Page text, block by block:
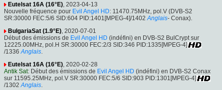
Eutelsat 16A (16°E) , 2023-04-13
Nouvelle fréquence pour Evil Angel HD: 11470.75MHz, pol.V (DVB-S2
SR:30000 FEC:5/6 SID:604 PID:1401[MPEG-4]/1402 Anglais- Conax).
BulgariaSat (1.9°E) , 2020-07-01
Début des émissions de Evil Angel HD (indéfini) en DVB-S2 BulCrypt sur
12225.00MHz, pol.H SR:30000 FEC:2/3 SID:346 PID:1335[MPEG-4]
/1336 Anglais.
Eutelsat 16A (16°E), 2020-02-28
Antik Sat: Début des émissions de Evil Angel HD (indéfini) en DVB-S2 Conax
sur 11595.25MHz, pol.V SR:30000 FEC:5/6 SID:903 PID:1301[MPEG-4]
/1302 Anglais.